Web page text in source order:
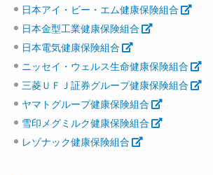
日本アイ・ビー・エム健康保険組合
日本金型工業健康保険組合
日本電気健康保険組合
ニッセイ・ウェルス生命健康保険組合
三菱ＵＦＪ証券グループ健康保険組合
ヤマトグループ健康保険組合
雪印メグミルク健康保険組合
レゾナック健康保険組合